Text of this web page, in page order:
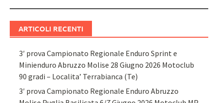
ARTICOLI RECENTI
3′ prova Campionato Regionale Enduro Sprint e
Minienduro Abruzzo Molise 28 Giugno 2026 Motoclub
90 gradi – Localita’ Terrabianca (Te)
3′ prova Campionato Regionale Enduro Abruzzo